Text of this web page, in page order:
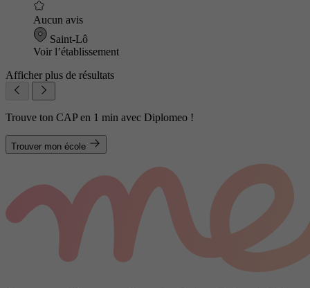
Aucun avis
Saint-Lô
Voir l’établissement
Afficher plus de résultats
Trouve ton CAP en 1 min avec Diplomeo !
Trouver mon école